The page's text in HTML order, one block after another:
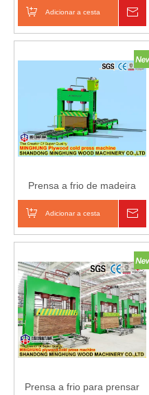
com carga e descarga
automática de máquina de
pré-prensa de madeira
compensada
Adicionar a cesta
Prensa a frio de madeira
Adicionar a cesta
Prensa a frio para prensar